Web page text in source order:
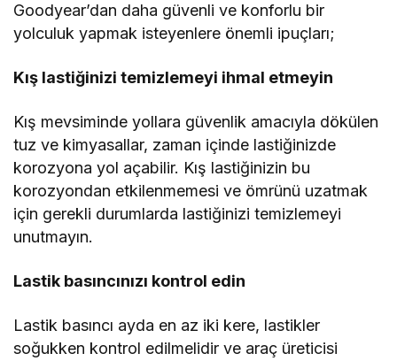
Goodyear’dan daha güvenli ve konforlu bir
yolculuk yapmak isteyenlere önemli ipuçları;
Kış lastiğinizi temizlemeyi ihmal etmeyin
Kış mevsiminde yollara güvenlik amacıyla dökülen
tuz ve kimyasallar, zaman içinde lastiğinizde
korozyona yol açabilir. Kış lastiğinizin bu
korozyondan etkilenmemesi ve ömrünü uzatmak
için gerekli durumlarda lastiğinizi temizlemeyi
unutmayın.
Lastik basıncınızı kontrol edin
Lastik basıncı ayda en az iki kere, lastikler
soğukken kontrol edilmelidir ve araç üreticisi